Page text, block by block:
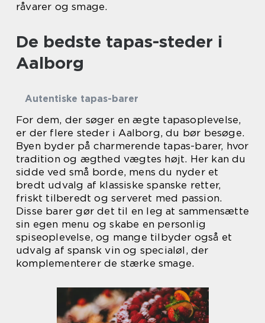
råvarer og smage.
De bedste tapas-steder i
Aalborg
Autentiske tapas-barer
For dem, der søger en ægte tapasoplevelse,
er der flere steder i Aalborg, du bør besøge.
Byen byder på charmerende tapas-barer, hvor
tradition og ægthed vægtes højt. Her kan du
sidde ved små borde, mens du nyder et
bredt udvalg af klassiske spanske retter,
friskt tilberedt og serveret med passion.
Disse barer gør det til en leg at sammensætte
sin egen menu og skabe en personlig
spiseoplevelse, og mange tilbyder også et
udvalg af spansk vin og specialøl, der
komplementerer de stærke smage.